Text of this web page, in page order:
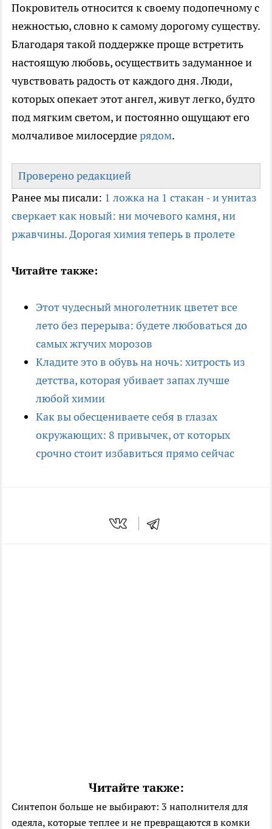
Покровитель относится к своему подопечному с
нежностью, словно к самому дорогому существу.
Благодаря такой поддержке проще встретить
настоящую любовь, осуществить задуманное и
чувствовать радость от каждого дня. Люди,
которых опекает этот ангел, живут легко, будто
под мягким светом, и постоянно ощущают его
молчаливое милосердиерядом.
Проверено редакцией
Ранее мы писали: 1 ложка на 1 стакан - и унитаз
сверкает как новый: ни мочевого камня, ни
ржавчины. Дорогая химия теперь в пролете
Читайте также:
Этот чудесный многолетник цветет все
лето без перерыва: будете любоваться до
самых жгучих морозов
Кладите это в обувь на ночь: хитрость из
детства, которая убивает запах лучше
любой химии
Как вы обесцениваете себя в глазах
окружающих: 8 привычек, от которых
срочно стоит избавиться прямо сейчас
Читайте также:
Синтепон больше не выбирают: 3 наполнителя для
одеяла, которые теплее и не превращаются в комки